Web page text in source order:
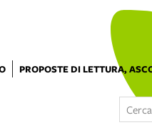
PROPOSTE DI LETTURA,